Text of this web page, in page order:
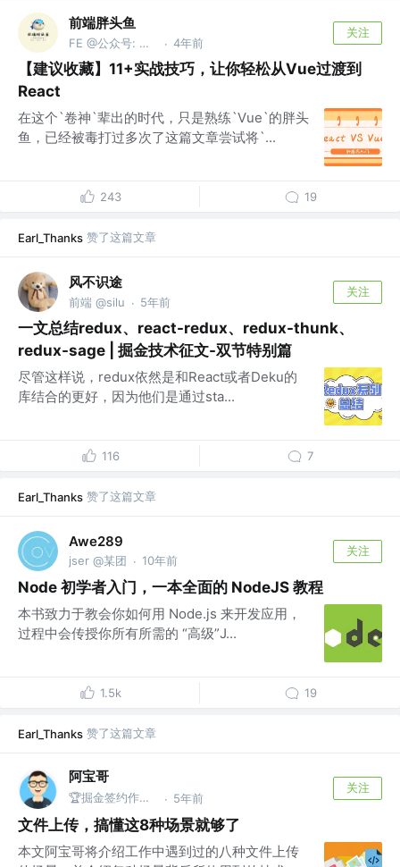
前端胖头鱼
FE @公众号: 前端胖头鱼 · 4年前
关注
【建议收藏】11+实战技巧，让你轻松从Vue过渡到
React
在这个`卷神`辈出的时代，只是熟练`Vue`的胖头
鱼，已经被毒打过多次了这篇文章尝试将`...
243 19
Earl_Thanks 赞了这篇文章
风不识途
前端 @silu · 5年前
关注
一文总结redux、react-redux、redux-thunk、
redux-sage | 掘金技术征文-双节特别篇
尽管这样说，redux依然是和React或者Deku的
库结合的更好，因为他们是通过sta...
116 7
Earl_Thanks 赞了这篇文章
Awe289
jser @某团 · 10年前
关注
Node 初学者入门，一本全面的 NodeJS 教程
本书致力于教会你如何用 Node.js 来开发应用，
过程中会传授你所有所需的 “高级”J...
1.5k 19
Earl_Thanks 赞了这篇文章
阿宝哥
🏆掘金签约作者 | 公众号@全栈修仙之路 · 5年前
关注
文件上传，搞懂这8种场景就够了
本文阿宝哥将介绍工作中遇到过的八种文件上传